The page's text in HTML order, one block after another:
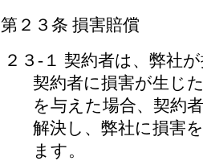
第２３条 損害賠償
２３-１ 契約者は、弊社
契約者に損害が生じ
を与えた場合、契約
解決し、弊社に損害
ます。